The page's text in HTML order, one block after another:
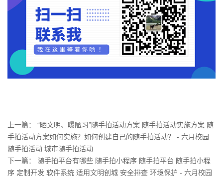
上一篇： “晒文明、曝陋习”随手拍活动方案 随手拍活动实施方案 随
手拍活动方案如何实施？如何创建自己的随手拍活动？ - 六月校园
随手拍活动 城市随手拍活动
下一篇： 随手拍平台有哪些 随手拍小程序 随手拍平台 随手拍小程
序 定制开发 软件系统 适用文明创城 安全排查 环境保护 - 六月校园